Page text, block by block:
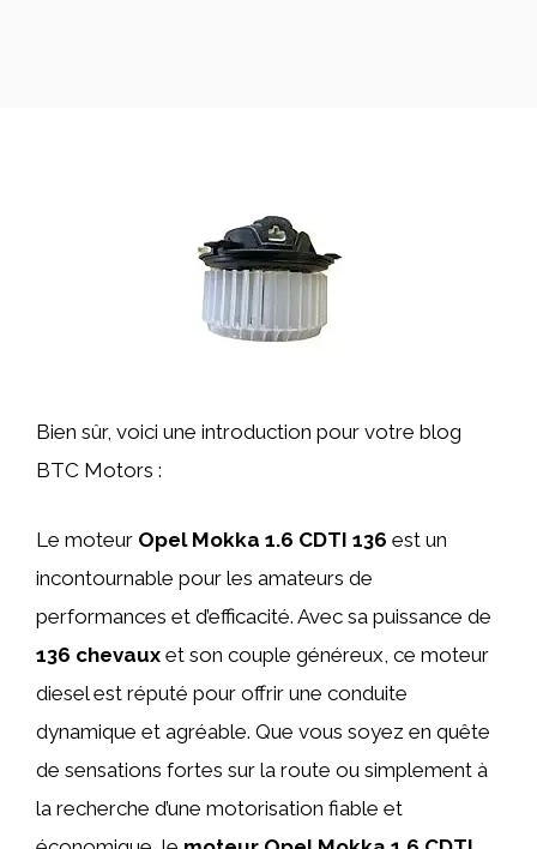
Bien sûr, voici une introduction pour votre blog
BTC Motors :
Le moteur Opel Mokka 1.6 CDTI 136 est un
incontournable pour les amateurs de
performances et d’efficacité. Avec sa puissance de
136 chevaux et son couple généreux, ce moteur
diesel est réputé pour offrir une conduite
dynamique et agréable. Que vous soyez en quête
de sensations fortes sur la route ou simplement à
la recherche d’une motorisation fiable et